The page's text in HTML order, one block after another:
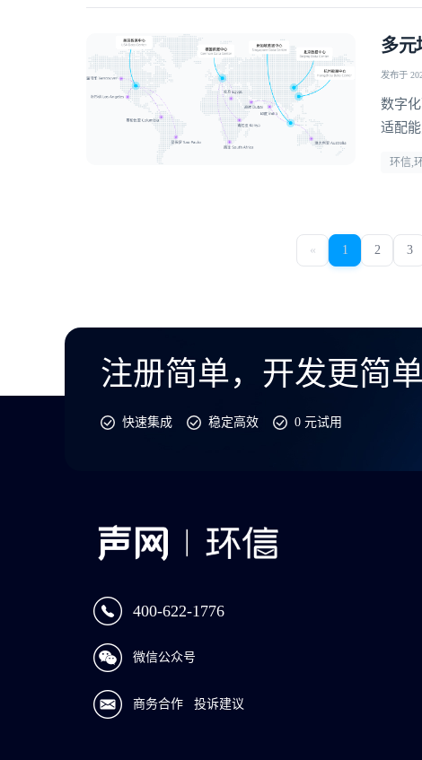
多元
发布于
数字
适配
环信,
« 1 2 3
注册简单，开发更简单
快速集成 稳定高效 0 元试用
400-622-1776
微信公众号
商务合作 投诉建议